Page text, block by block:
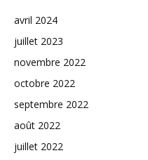
avril 2024
juillet 2023
novembre 2022
octobre 2022
septembre 2022
août 2022
juillet 2022